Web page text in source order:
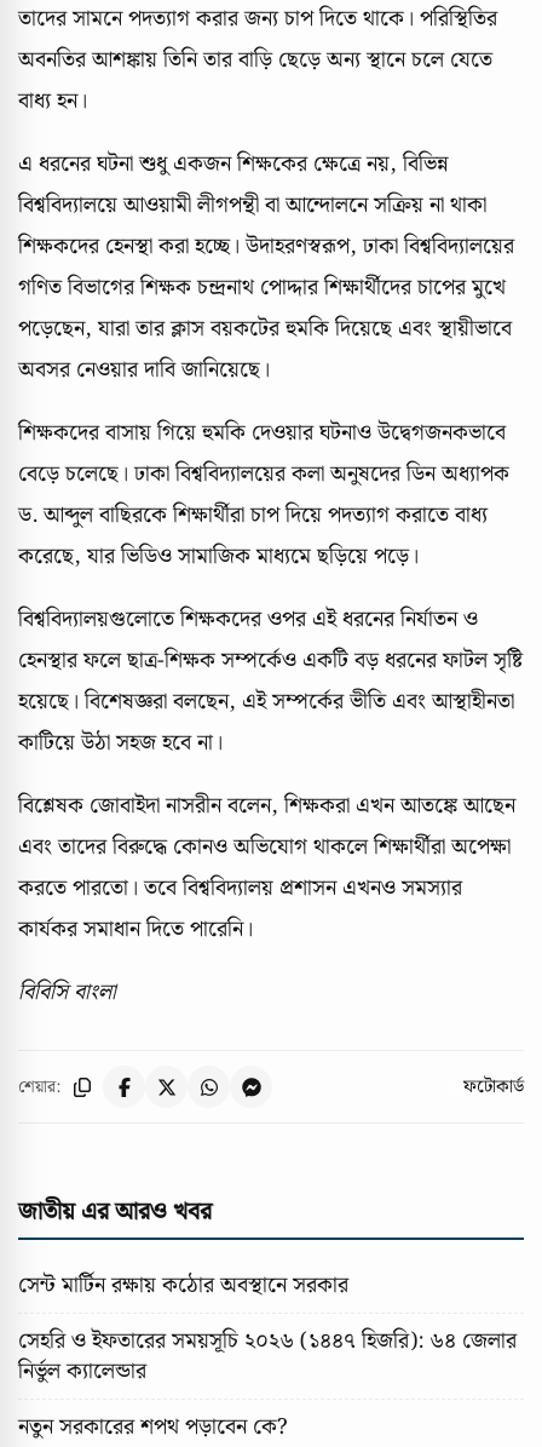
তাদের সামনে পদত্যাগ করার জন্য চাপ দিতে থাকে। পরিস্থিতির
অবনতির আশঙ্কায় তিনি তার বাড়ি ছেড়ে অন্য স্থানে চলে যেতে
বাধ্য হন।
এ ধরনের ঘটনা শুধু একজন শিক্ষকের ক্ষেত্রে নয়, বিভিন্ন
বিশ্ববিদ্যালয়ে আওয়ামী লীগপন্থী বা আন্দোলনে সক্রিয় না থাকা
শিক্ষকদের হেনস্থা করা হচ্ছে। উদাহরণস্বরূপ, ঢাকা বিশ্ববিদ্যালয়ের
গণিত বিভাগের শিক্ষক চন্দ্রনাথ পোদ্দার শিক্ষার্থীদের চাপের মুখে
পড়েছেন, যারা তার ক্লাস বয়কটের হুমকি দিয়েছে এবং স্থায়ীভাবে
অবসর নেওয়ার দাবি জানিয়েছে।
শিক্ষকদের বাসায় গিয়ে হুমকি দেওয়ার ঘটনাও উদ্বেগজনকভাবে
বেড়ে চলেছে। ঢাকা বিশ্ববিদ্যালয়ের কলা অনুষদের ডিন অধ্যাপক
ড. আব্দুল বাছিরকে শিক্ষার্থীরা চাপ দিয়ে পদত্যাগ করাতে বাধ্য
করেছে, যার ভিডিও সামাজিক মাধ্যমে ছড়িয়ে পড়ে।
বিশ্ববিদ্যালয়গুলোতে শিক্ষকদের ওপর এই ধরনের নির্যাতন ও
হেনস্থার ফলে ছাত্র-শিক্ষক সম্পর্কেও একটি বড় ধরনের ফাটল সৃষ্টি
হয়েছে। বিশেষজ্ঞরা বলছেন, এই সম্পর্কের ভীতি এবং আস্থাহীনতা
কাটিয়ে উঠা সহজ হবে না।
বিশ্লেষক জোবাইদা নাসরীন বলেন, শিক্ষকরা এখন আতঙ্কে আছেন
এবং তাদের বিরুদ্ধে কোনও অভিযোগ থাকলে শিক্ষার্থীরা অপেক্ষা
করতে পারতো। তবে বিশ্ববিদ্যালয় প্রশাসন এখনও সমস্যার
কার্যকর সমাধান দিতে পারেনি।
বিবিসি বাংলা
শেয়ার: ফটোকার্ড
জাতীয় এর আরও খবর
সেন্ট মার্টিন রক্ষায় কঠোর অবস্থানে সরকার
সেহরি ও ইফতারের সময়সূচি ২০২৬ (১৪৪৭ হিজরি): ৬৪ জেলার
নির্ভুল ক্যালেন্ডার
নতুন সরকারের শপথ পড়াবেন কে?